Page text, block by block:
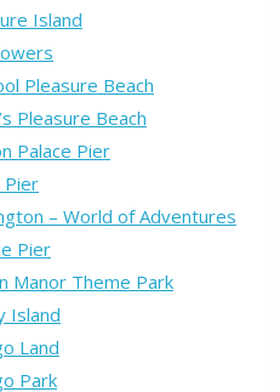
Island
Pleasure Beach
Pleasure Beach
Palace Pier
Pier
– World of Adventures
Pier
Manor Theme Park
Island
Land
Park